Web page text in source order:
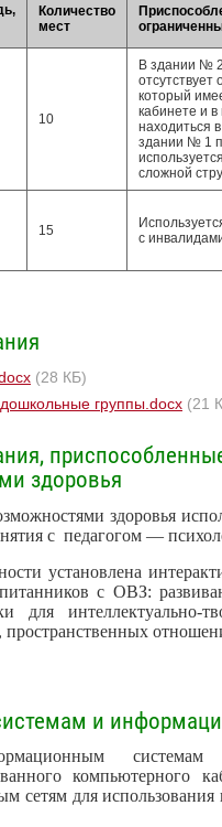
Количество
мест
10
В здании №
который
кабинете и
находиться
здании № 1
сложной
15
с
(28 КБ)
группы.docx (21
здоровья
здоровья
с педагогом —
установлена
с ОВЗ:
дляинтеллектуально-
и
сетям для